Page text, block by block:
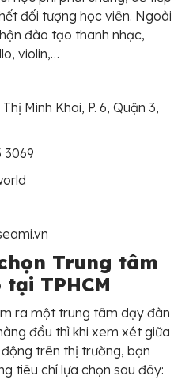
đối tượng học viên. Ngoài
đào tạo thanh nhạc,
violin,…
Minh Khai, P. 6, Quận 3,
3069
Trung tâm
TPHCM
ra một trung tâm dạy đàn
đầu thì khi xem xét giữa
trên thị trường, bạn
tiêu chí lựa chọn sau đây: